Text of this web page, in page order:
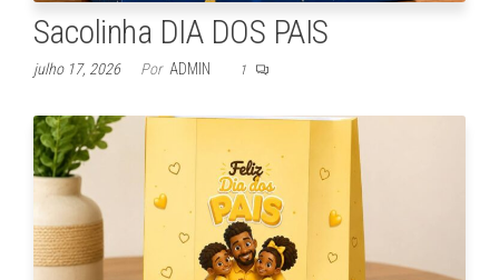
Sacolinha DIA DOS PAIS
julho 17, 2026 Por ADMIN 1